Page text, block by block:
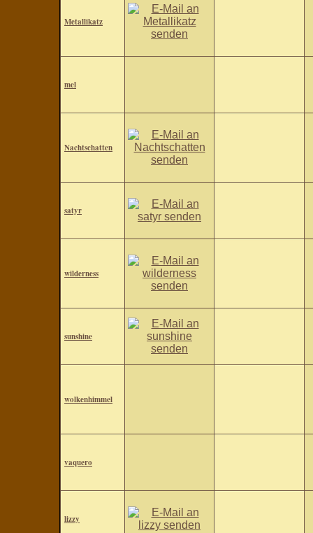
Metallikatz
mel
Nachtschatten
satyr
wilderness
sunshine
wolkenhimmel
vaquero
lizzy